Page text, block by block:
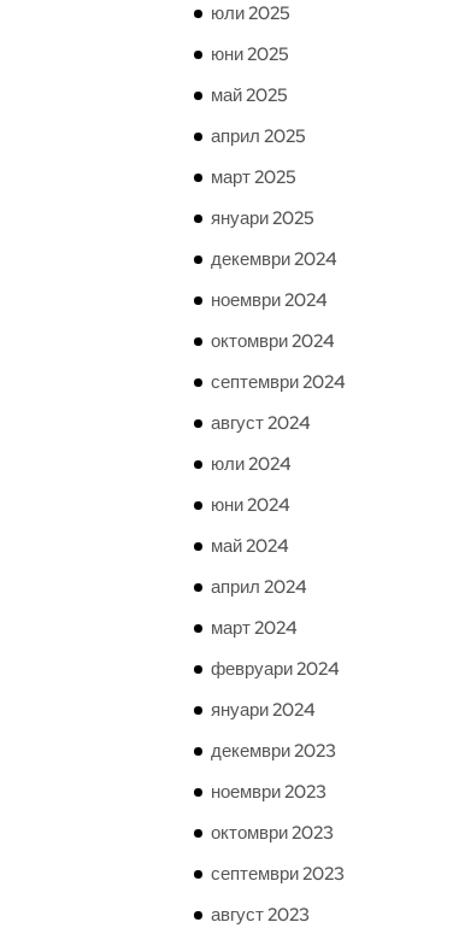
юли 2025
юни 2025
май 2025
април 2025
март 2025
януари 2025
декември 2024
ноември 2024
октомври 2024
септември 2024
август 2024
юли 2024
юни 2024
май 2024
април 2024
март 2024
февруари 2024
януари 2024
декември 2023
ноември 2023
октомври 2023
септември 2023
август 2023